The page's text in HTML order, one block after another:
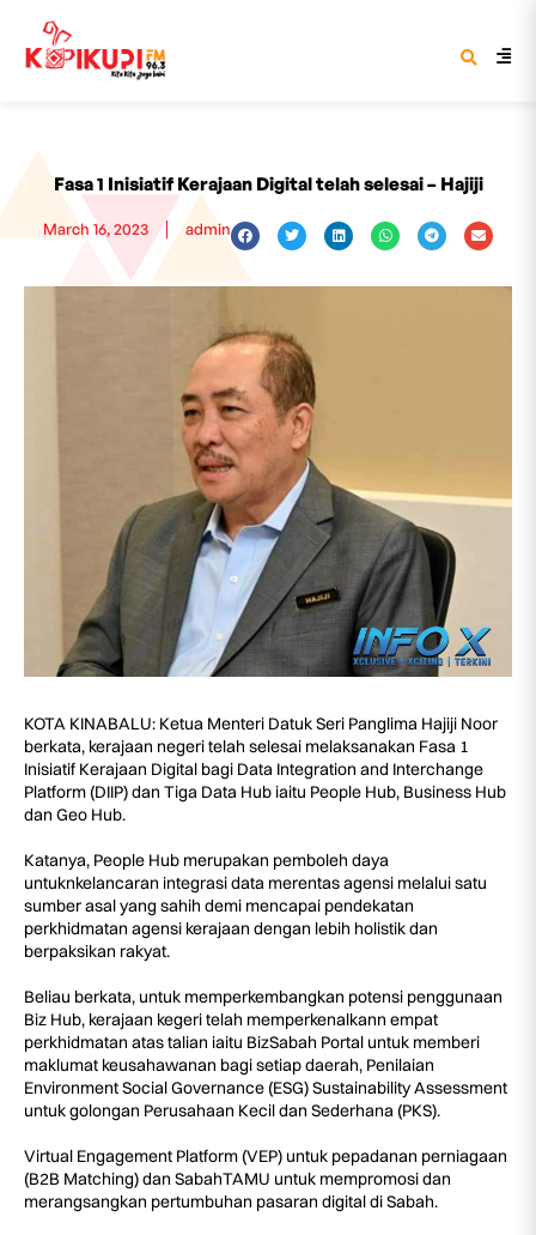
Fasa 1 Inisiatif Kerajaan Digital telah selesai – Hajiji
March 16, 2023 admin
KOTA KINABALU: Ketua Menteri Datuk Seri Panglima Hajiji Noor
berkata, kerajaan negeri telah selesai melaksanakan Fasa 1
Inisiatif Kerajaan Digital bagi Data Integration and Interchange
Platform (DIIP) dan Tiga Data Hub iaitu People Hub, Business Hub
dan Geo Hub.
Katanya, People Hub merupakan pemboleh daya
untuknkelancaran integrasi data merentas agensi melalui satu
sumber asal yang sahih demi mencapai pendekatan
perkhidmatan agensi kerajaan dengan lebih holistik dan
berpaksikan rakyat.
Beliau berkata, untuk memperkembangkan potensi penggunaan
Biz Hub, kerajaan kegeri telah memperkenalkann empat
perkhidmatan atas talian iaitu BizSabah Portal untuk memberi
maklumat keusahawanan bagi setiap daerah, Penilaian
Environment Social Governance (ESG) Sustainability Assessment
untuk golongan Perusahaan Kecil dan Sederhana (PKS).
Virtual Engagement Platform (VEP) untuk pepadanan perniagaan
(B2B Matching) dan SabahTAMU untuk mempromosi dan
merangsangkan pertumbuhan pasaran digital di Sabah.